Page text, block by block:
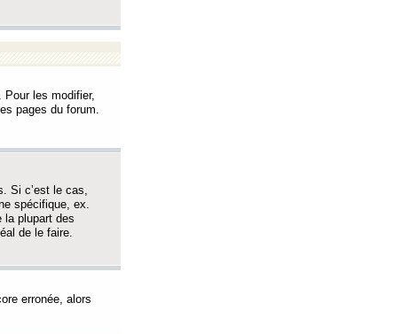
les modifier,
pages du forum.
Si c’est le cas,
spécifique, ex.
la plupart des
de le faire.
erronée, alors